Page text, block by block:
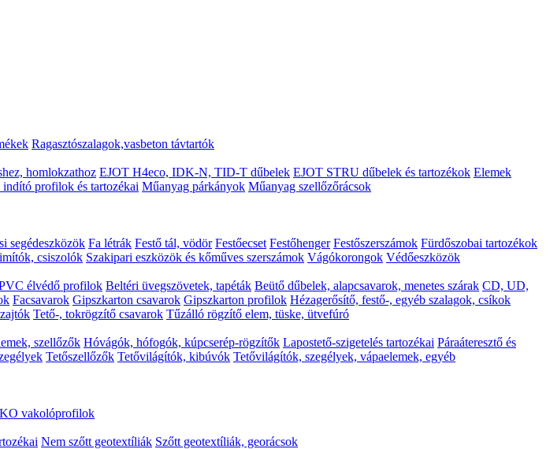
Ragasztószalagok,vasbeton távtartók
homlokzathoz EJOT H4eco, IDK-N, TID-T dűbelek EJOT STRU dűbelek és tartozékok Elemek
indító profilok és tartozékai Műanyag párkányok Műanyag szellőzőrácsok
segédeszközök Fa létrák Festő tál, vödör Festőecset Festőhenger Festőszerszámok Fürdőszobai tartozékok
csiszolók Szakipari eszközök és kőműves szerszámok Vágókorongok Védőeszközök
élvédő profilok Beltéri üvegszövetek, tapéták Beütő dűbelek, alapcsavarok, menetes szárak CD, UD,
Facsavarok Gipszkarton csavarok Gipszkarton profilok Hézagerősítő, festő-, egyéb szalagok, csíkok
Tető-, tokrögzítő csavarok Tűzálló rögzítő elem, tüske, ütvefúró
szellőzők Hóvágók, hófogók, kúpcserép-rögzítők Lapostető-szigetelés tartozékai Páraáteresztő és
Tetőszellőzők Tetővilágítók, kibúvók Tetővilágítók, szegélyek, vápaelemek, egyéb
vakolóprofilok
Nem szőtt geotextíliák Szőtt geotextíliák, georácsok